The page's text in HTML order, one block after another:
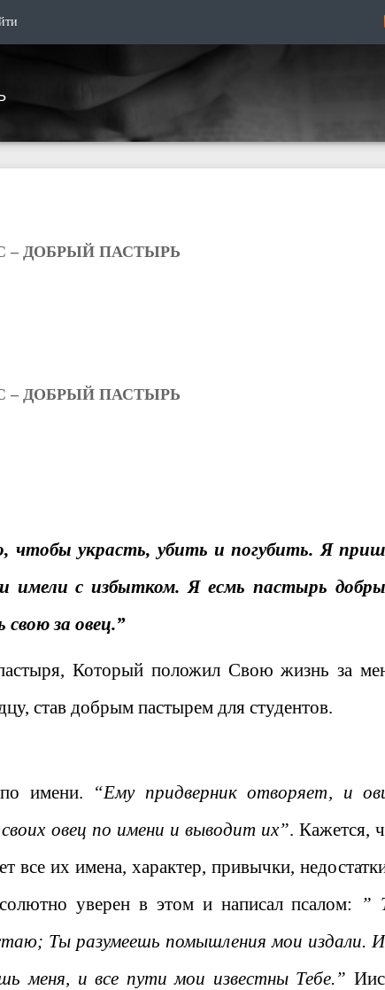
– ДОБРЫЙ ПАСТЫРЬ
– ДОБРЫЙ ПАСТЫРЬ
чтобы украсть, убить и погубить. Я
имели с избытком. Я есмь пастырь
за овец.”
Который положил Свою жизнь за
став добрым пастырем для студентов.
имени.
“Ему придверник отворяет, и
овец по имени и выводит их”. Кажется,
все их имена, характер, привычки,
уверен в этом и написал псалом:
”
Ты разумеешь помышления мои издали.
меня, и все пути мои известны Тебе.”